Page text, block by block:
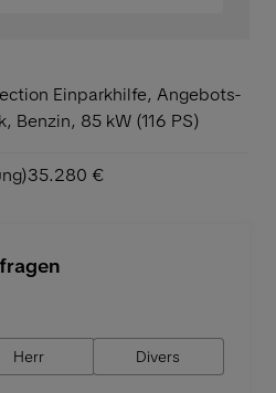
Einparkhilfe, Angebots-
Benzin, 85 kW (116 PS)
35.280 €
Herr Divers